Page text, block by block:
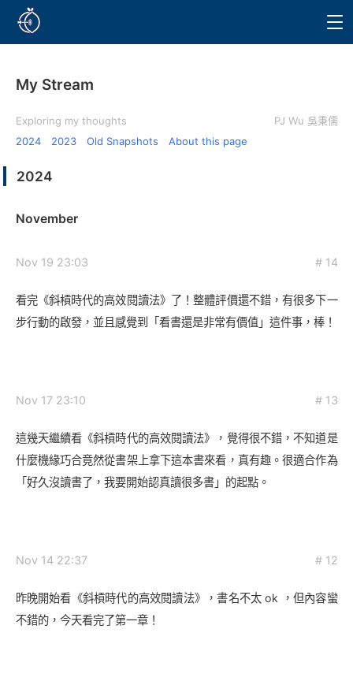
My Stream
Exploring my thoughts
PJ Wu 吳秉儒
2024
2023 Old Snapshots About this page
2024
November
Nov 19 23:03 # 14
看完《斜槓時代的高效閱讀法》了！整體評價還不錯，有很多下一
步行動的啟發，並且感覺到「看書還是非常有價值」這件事，棒！
Nov 17 23:10 # 13
這幾天繼續看《斜槓時代的高效閱讀法》，覺得很不錯，不知道是
什麼機緣巧合竟然從書架上拿下這本書來看，真有趣。很適合作為
「好久沒讀書了，我要開始認真讀很多書」的起點。
Nov 14 22:37 # 12
昨晚開始看《斜槓時代的高效閱讀法》，書名不太 ok ，但內容蠻
不錯的，今天看完了第一章！